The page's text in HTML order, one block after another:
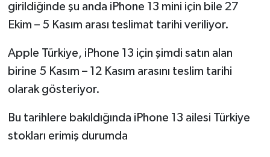
girildiğinde şu anda iPhone 13 mini için bile 27
Ekim – 5 Kasım arası teslimat tarihi veriliyor.
Apple Türkiye, iPhone 13 için şimdi satın alan
birine 5 Kasım – 12 Kasım arasını teslim tarihi
olarak gösteriyor.
Bu tarihlere bakıldığında iPhone 13 ailesi Türkiye
stokları erimiş durumda